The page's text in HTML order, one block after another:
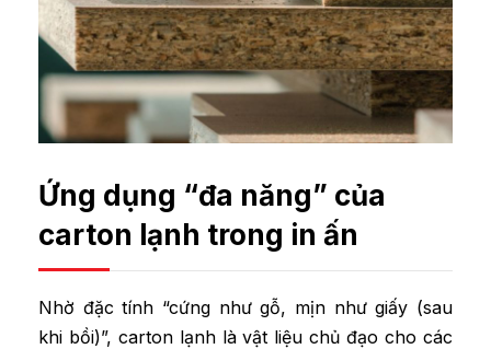
Ứng dụng “đa năng” của
carton lạnh trong in ấn
Nhờ đặc tính “cứng như gỗ, mịn như giấy (sau
khi bồi)”, carton lạnh là vật liệu chủ đạo cho các